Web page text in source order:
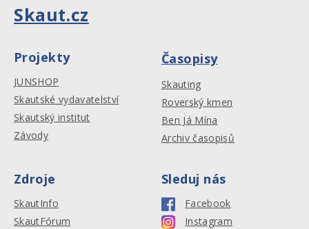
Skaut.cz
Projekty
JUNSHOP
Skautské vydavatelství
Skautský institut
Závody
Časopisy
Skauting
Roverský kmen
Ben Já Mína
Archiv časopisů
Zdroje
SkautInfo
SkautFórum
Sleduj nás
Facebook
Instagram